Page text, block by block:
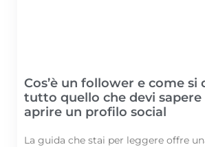
Cos’è un follower e come si
tutto quello che devi
aprire un profilo social
La guida che stai per leggere offre